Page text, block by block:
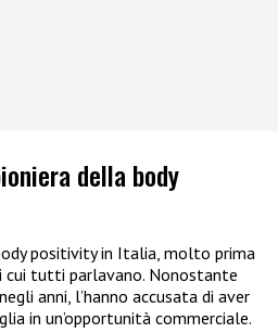
della body
positivity in Italia, molto prima
cui tutti parlavano. Nonostante
anni, l’hanno accusata di aver
in un’opportunità commerciale.